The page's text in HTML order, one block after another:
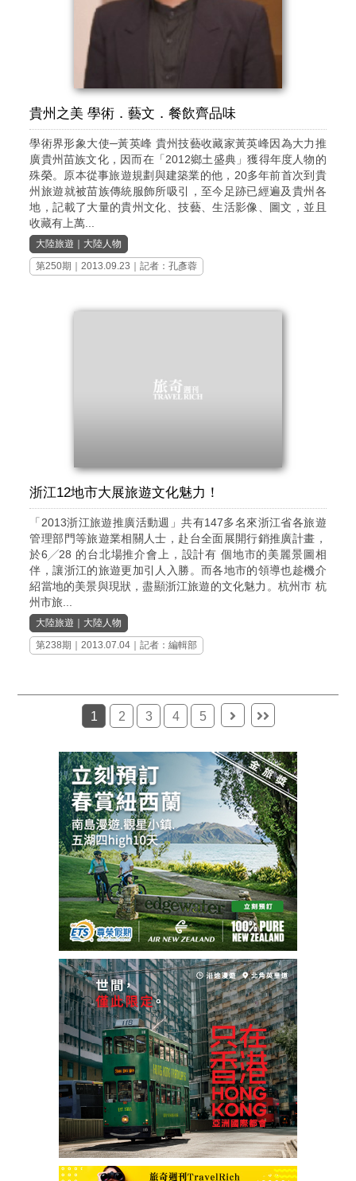
貴州之美 學術．藝文．餐飲齊品味
學術界形象大使─黃英峰 貴州技藝收藏家黃英峰因為大力推
廣貴州苗族文化，因而在「2012鄉土盛典」獲得年度人物的
殊榮。原本從事旅遊規劃與建築業的他，20多年前首次到貴
州旅遊就被苗族傳統服飾所吸引，至今足跡已經遍及貴州各
地，記載了大量的貴州文化、技藝、生活影像、圖文，並且
收藏有上萬...
大陸旅遊
大陸人物
第250期
｜2013.09.23｜記者：孔彥蓉
浙江12地市大展旅遊文化魅力！
「2013浙江旅遊推廣活動週」共有147多名來浙江省各旅遊
管理部門等旅遊業相關人士，赴台全面展開行銷推廣計畫，
於6╱28 的台北場推介會上，設計有 個地市的美麗景圖相
伴，讓浙江的旅遊更加引人入勝。而各地市的領導也趁機介
紹當地的美景與現狀，盡顯浙江旅遊的文化魅力。杭州市 杭
州市旅...
大陸旅遊
大陸人物
第238期
｜2013.07.04｜記者：編輯部
1 2 3 4 5